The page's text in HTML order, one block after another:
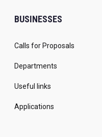
BUSINESSES
Calls for Proposals
Departments
Useful links
Applications